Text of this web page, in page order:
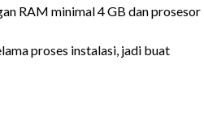
RAM minimal 4 GB dan prosesor
proses instalasi, jadi buat